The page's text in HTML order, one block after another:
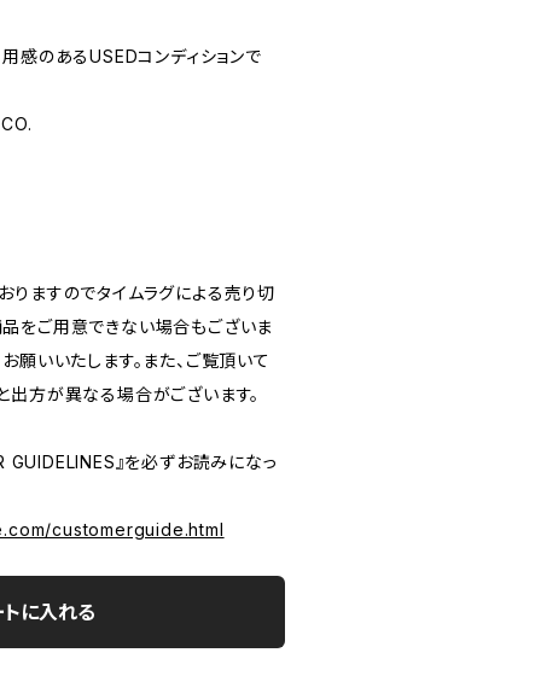
あるUSEDコンディションで
りますのでタイムラグによる売り切
をご用意できない場合もございま
願いいたします。また、ご覧頂いて
方が異なる場合がございます。
GUIDELINES』を必ずお読みになっ
customerguide.html
に入れる